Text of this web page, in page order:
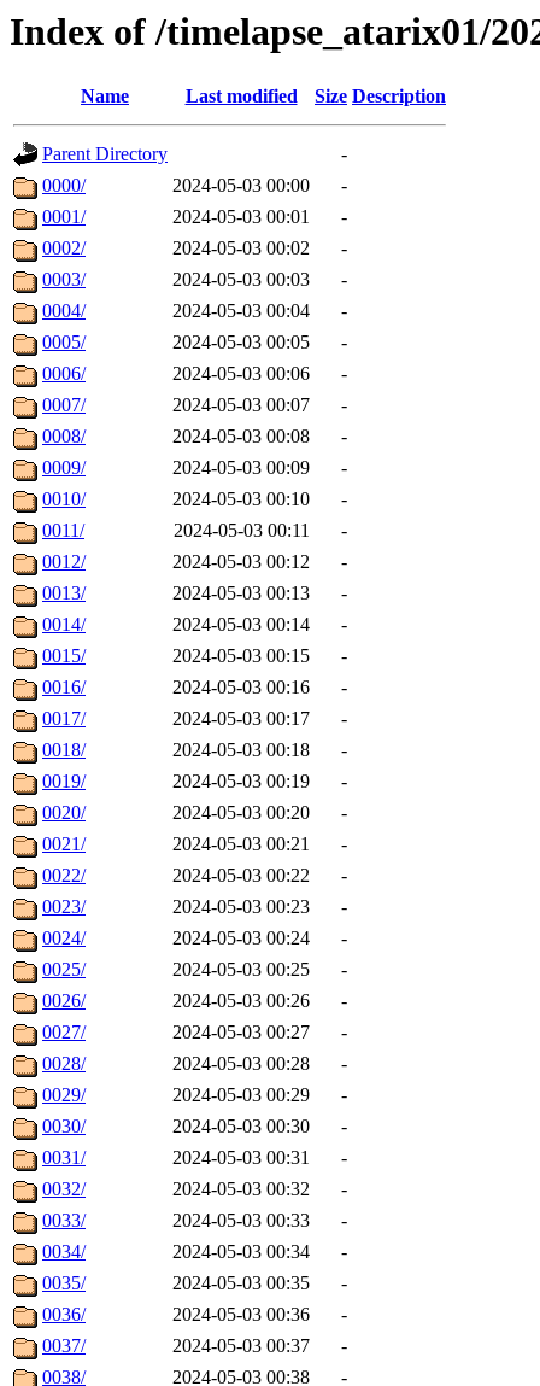
Index of /timelapse_atarix01/
Name Last modified Size Description
Parent Directory
-
0000/
2024-05-03 00:00
-
0001/
2024-05-03 00:01
-
0002/
2024-05-03 00:02
-
0003/
2024-05-03 00:03
-
0004/
2024-05-03 00:04
-
0005/
2024-05-03 00:05
-
0006/
2024-05-03 00:06
-
0007/
2024-05-03 00:07
-
0008/
2024-05-03 00:08
-
0009/
2024-05-03 00:09
-
0010/
2024-05-03 00:10
-
0011/
2024-05-03 00:11
-
0012/
2024-05-03 00:12
-
0013/
2024-05-03 00:13
-
0014/
2024-05-03 00:14
-
0015/
2024-05-03 00:15
-
0016/
2024-05-03 00:16
-
0017/
2024-05-03 00:17
-
0018/
2024-05-03 00:18
-
0019/
2024-05-03 00:19
-
0020/
2024-05-03 00:20
-
0021/
2024-05-03 00:21
-
0022/
2024-05-03 00:22
-
0023/
2024-05-03 00:23
-
0024/
2024-05-03 00:24
-
0025/
2024-05-03 00:25
-
0026/
2024-05-03 00:26
-
0027/
2024-05-03 00:27
-
0028/
2024-05-03 00:28
-
0029/
2024-05-03 00:29
-
0030/
2024-05-03 00:30
-
0031/
2024-05-03 00:31
-
0032/
2024-05-03 00:32
-
0033/
2024-05-03 00:33
-
0034/
2024-05-03 00:34
-
0035/
2024-05-03 00:35
-
0036/
2024-05-03 00:36
-
0037/
2024-05-03 00:37
-
0038/
2024-05-03 00:38
-